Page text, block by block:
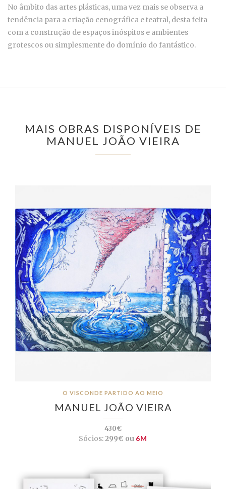
No âmbito das artes plásticas, uma vez mais se observa a
tendência para a criação cenográfica e teatral, desta feita
com a construção de espaços inóspitos e ambientes
grotescos ou simplesmente do domínio do fantástico.
MAIS OBRAS DISPONÍVEIS DE
MANUEL JOÃO VIEIRA
O VISCONDE PARTIDO AO MEIO
MANUEL JOÃO VIEIRA
430€
Sócios:299€ ou 6M